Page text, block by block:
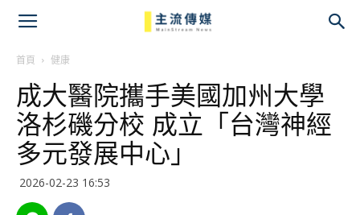
首頁 健康
成大醫院攜手美國加州大學
洛杉磯分校 成立「台灣神經
多元發展中心」
2026-02-23 16:53